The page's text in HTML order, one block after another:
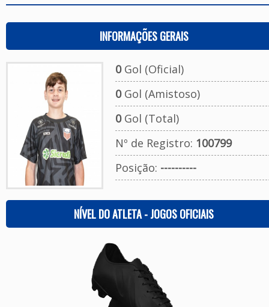
INFORMAÇÕES GERAIS
0Gol (Oficial)
0Gol (Amistoso)
0Gol (Total)
Nº de Registro: 100799
Posição: ----------
NÍVEL DO ATLETA - JOGOS OFICIAIS